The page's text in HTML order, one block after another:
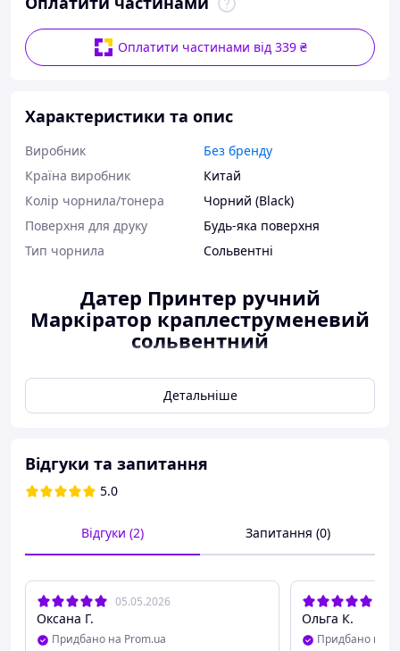
Оплатити частинами від 339 ₴
Характеристики та опис
Виробник
Без бренду
Країна виробник
Китай
Колір чорнила/тонера
Чорний (Black)
Поверхня для друку
Будь-яка поверхня
Тип чорнила
Сольвентні
Датер Принтер ручний
Маркіратор краплеструменевий
сольвентний
Детальніше
Відгуки та запитання
5.0
Відгуки (2) Запитання (0)
05.05.2026
Оксана Г.
Придбано на Prom.ua
Ольга К.
Придбано на